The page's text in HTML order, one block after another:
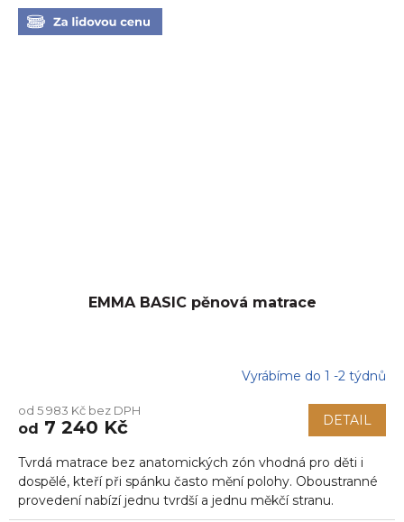
EMMA BASIC pěnová matrace
produktu
je
z
5
hvězdiček.
Vyrábíme do 1 -2 týdnů
od 5 983 Kč bez DPH
od 7 240 Kč DETAIL
Tvrdá matrace bez anatomických zón vhodná pro děti i
dospělé, kteří při spánku často mění polohy. Oboustranné
provedení nabízí jednu tvrdší a jednu měkčí stranu.